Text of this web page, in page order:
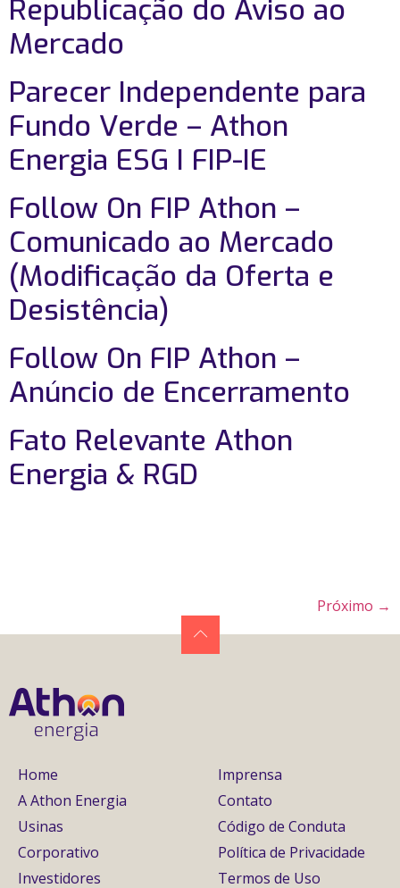
Republicação do Aviso ao
Mercado
Parecer Independente para
Fundo Verde – Athon
Energia ESG I FIP-IE
Follow On FIP Athon –
Comunicado ao Mercado
(Modificação da Oferta e
Desistência)
Follow On FIP Athon –
Anúncio de Encerramento
Fato Relevante Athon
Energia & RGD
Próximo →
Home
A Athon Energia
Usinas
Corporativo
Investidores
Imprensa
Contato
Código de Conduta
Política de Privacidade
Termos de Uso